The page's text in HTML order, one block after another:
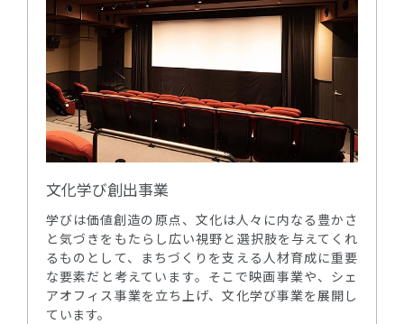
文化学び創出事業
学びは価値創造の原点、文化は人々に内なる豊かさ
と気づきをもたらし広い視野と選択肢を与えてくれ
るものとして、まちづくりを支える人材育成に重要
な要素だと考えています。そこで映画事業や、シェ
アオフィス事業を立ち上げ、文化学び事業を展開し
ています。